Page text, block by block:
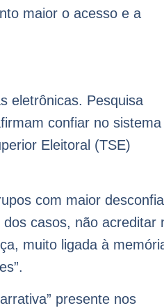
maior o acesso e a
eletrônicas. Pesquisa
confiar no
Eleitoral (TSE)
com maior
casos, não acreditar
muito ligada à
presente nos